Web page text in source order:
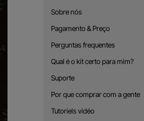
Sobre nós
Pagamento & Preço
Perguntas frequentes
Qual é o kit certo para mim?
Suporte
Por que comprar com a gente
Tutoriels vidéo